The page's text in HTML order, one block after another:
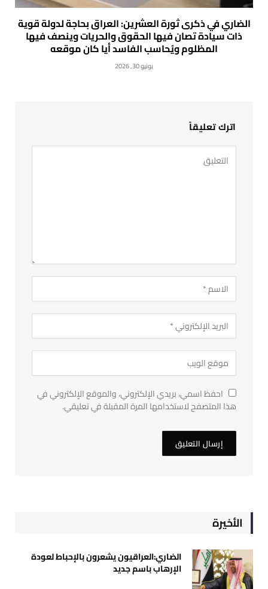
الضاري في ذكرى ثورة العشرين: العراق بحاجة لدولة قوية
ذات سيادة تصان فيها الحقوق والحريات وينصف فيها
المظلوم ويُحاسب الفاسد أيا كان موقعه
يونيو 30, 2026
اترك تعليقاً
احفظ اسمي، بريدي الإلكتروني، والموقع الإلكتروني في
هذا المتصفح لاستخدامها المرة المقبلة في تعليقي.
الأخيرة
الضاري:العراقيون يشعرون بالإحباط لعودة
الإرهاب باسم جديد